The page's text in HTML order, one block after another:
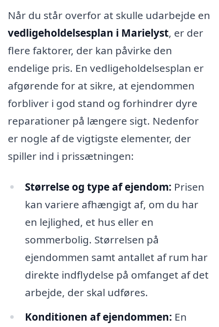
Når du står overfor at skulle udarbejde en
vedligeholdelsesplan i Marielyst, er der
flere faktorer, der kan påvirke den
endelige pris. En vedligeholdelsesplan er
afgørende for at sikre, at ejendommen
forbliver i god stand og forhindrer dyre
reparationer på længere sigt. Nedenfor
er nogle af de vigtigste elementer, der
spiller ind i prissætningen:
Størrelse og type af ejendom: Prisen
kan variere afhængigt af, om du har
en lejlighed, et hus eller en
sommerbolig. Størrelsen på
ejendommen samt antallet af rum har
direkte indflydelse på omfanget af det
arbejde, der skal udføres.
Konditionen af ejendommen: En